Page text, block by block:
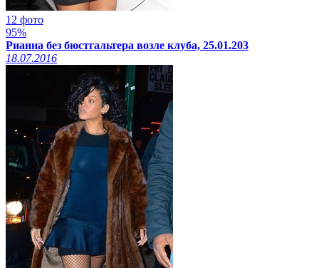
12 фото
95%
Рианна без бюстгальтера возле клуба, 25.01.203
18.07.2016